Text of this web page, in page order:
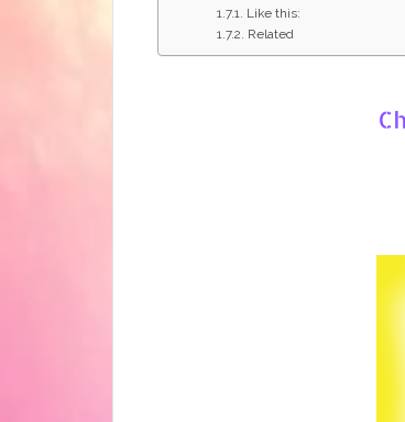
Like this:
Related